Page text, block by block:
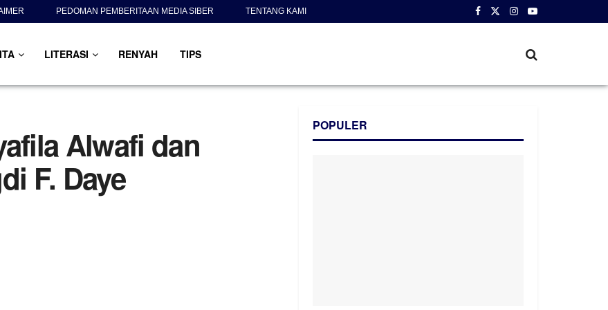
PEDOMAN PEMBERITAAN MEDIA SIBER TENTANG KAMI
LITERASI RENYAH TIPS
Alwafi dan
F. Daye
POPULER